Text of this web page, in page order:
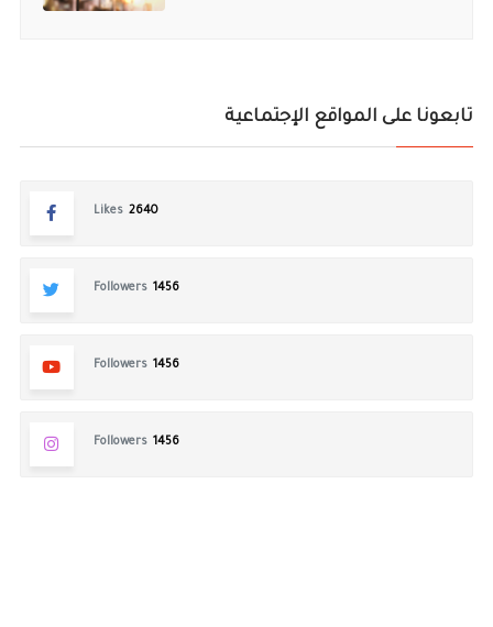
تابعونا على المواقع الإجتماعية
Likes 2640
Followers 1456
Followers 1456
Followers 1456